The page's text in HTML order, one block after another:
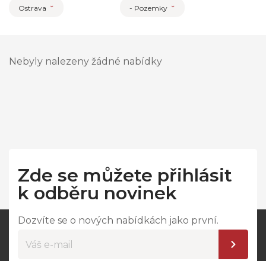
Ostrava
- Pozemky
Nebyly nalezeny žádné nabídky
Zde se můžete přihlásit
k odběru novinek
Dozvíte se o nových nabídkách jako první.